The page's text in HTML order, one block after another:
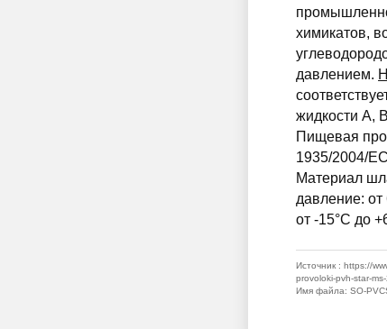
химикатов,
давлением.
жидкости A,
Пищевая
1935/2004/
Материал
давление:
от -15°C до
Источник : https://
provoloki-pvh-star-
Имя файла: SO-